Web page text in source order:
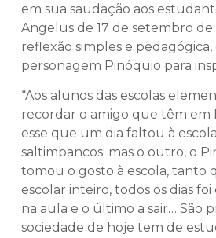
em sua saudação aos
Angelus de 17 de setembro de
reflexão simples e
personagem Pinóquio para
“Aos alunos das escolas
recordar o amigo que têm em
esse que um dia faltou à
saltimbancos; mas o outro, o
tomou o gosto à escola, tanto
escolar inteiro, todos os dias
na aula e o último a sair… São
sociedade de hoje tem de